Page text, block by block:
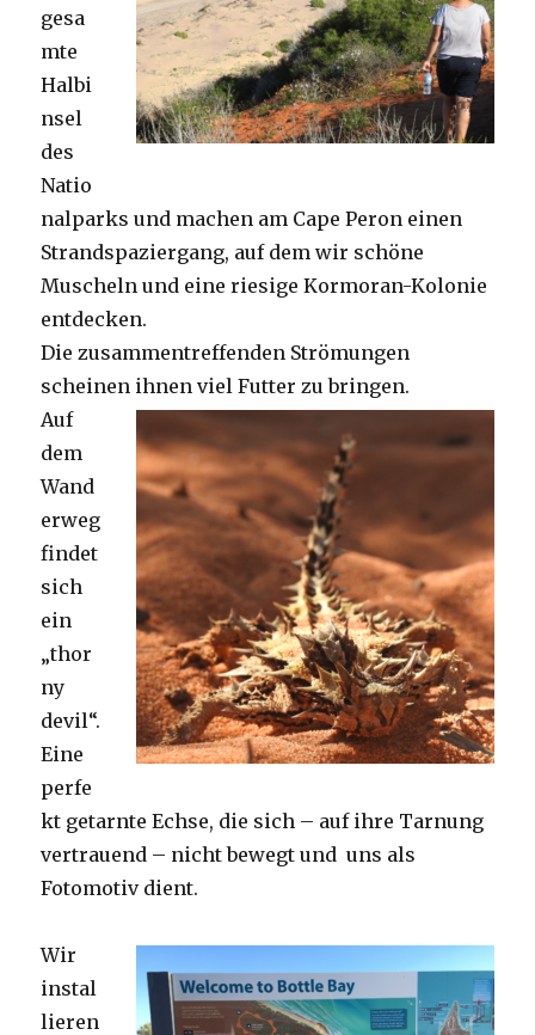
gesa
mte
Halbi
nsel
des
Natio
nalparks und machen am Cape Peron einen
Strandspaziergang, auf dem wir schöne
Muscheln und eine riesige Kormoran-Kolonie
entdecken.
Die zusammentreffenden Strömungen
scheinen ihnen viel Futter zu bringen.
Auf
dem
Wand
erweg
findet
sich
ein
„thor
ny
devil“.
Eine
perfe
kt getarnte Echse, die sich – auf ihre Tarnung
vertrauend – nicht bewegt und uns als
Fotomotiv dient.
Wir
instal
lieren